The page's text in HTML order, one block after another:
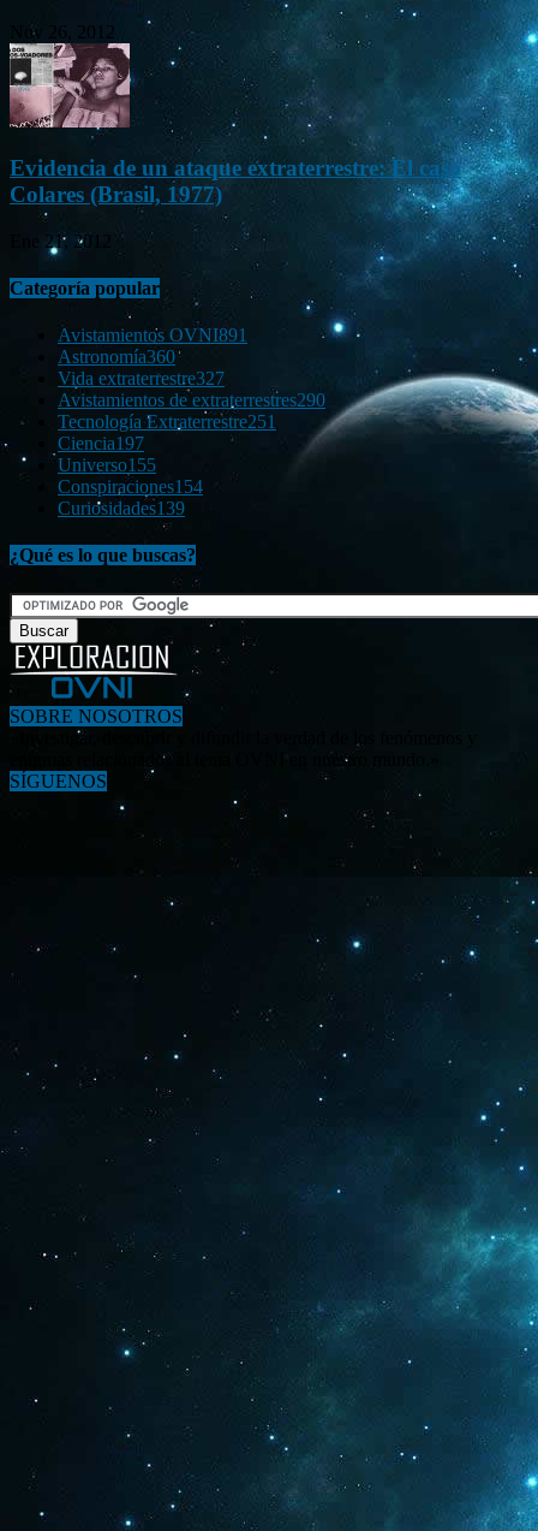
Nov 26, 2012
Evidencia de un ataque extraterrestre: El caso
Colares (Brasil, 1977)
Ene 21, 2012
Categoría popular
Avistamientos OVNI891
Astronomía360
Vida extraterrestre327
Avistamientos de extraterrestres290
Tecnología Extraterrestre251
Ciencia197
Universo155
Conspiraciones154
Curiosidades139
¿Qué es lo que buscas?
SOBRE NOSOTROS
«Investigar, descubrir y difundir la verdad de los fenómenos y
enigmas relacionados al tema OVNI en nuestro mundo.»
SÍGUENOS